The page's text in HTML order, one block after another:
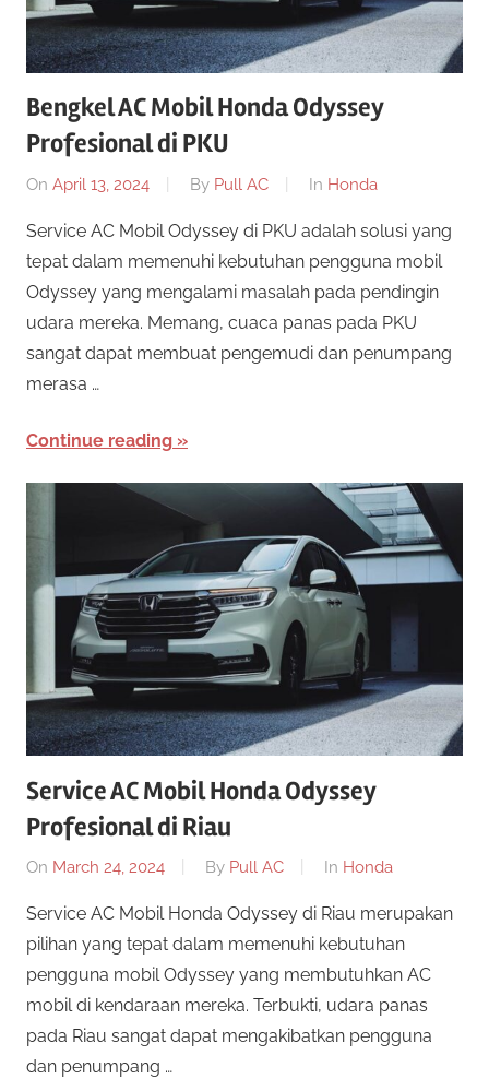
Bengkel AC Mobil Honda Odyssey
Profesional di PKU
On April 13, 2024 By Pull AC In Honda
Service AC Mobil Odyssey di PKU adalah solusi yang
tepat dalam memenuhi kebutuhan pengguna mobil
Odyssey yang mengalami masalah pada pendingin
udara mereka. Memang, cuaca panas pada PKU
sangat dapat membuat pengemudi dan penumpang
merasa …
Continue reading
Service AC Mobil Honda Odyssey
Profesional di Riau
On March 24, 2024 By Pull AC In Honda
Service AC Mobil Honda Odyssey di Riau merupakan
pilihan yang tepat dalam memenuhi kebutuhan
pengguna mobil Odyssey yang membutuhkan AC
mobil di kendaraan mereka. Terbukti, udara panas
pada Riau sangat dapat mengakibatkan pengguna
dan penumpang …